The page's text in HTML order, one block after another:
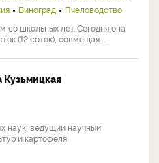
Виноград
Пчеловодство
со школьных лет. Сегодня она
(12 соток), совмещая ...
Кузьмицкая
наук, ведущий научный
и картофеля